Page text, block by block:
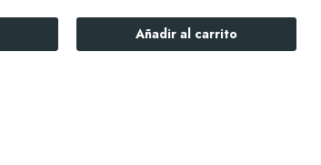
Añadir al carrito